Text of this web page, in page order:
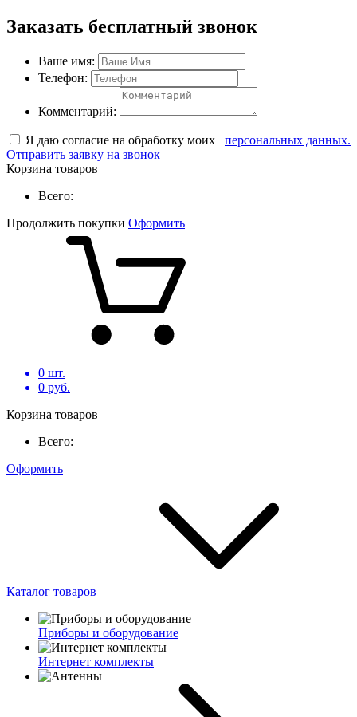
Заказать бесплатный звонок
Ваше имя:
Телефон:
Комментарий:
Я даю согласие на обработку моих
персональных данных.
Отправить заявку на звонок
Корзина товаров
Всего:
Продолжить покупки Оформить
0 шт.
0 руб.
Корзина товаров
Всего:
Оформить
Каталог товаров
Приборы и оборудование
Интернет комплекты